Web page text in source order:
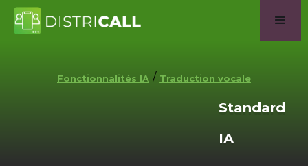
Fonctionnalités IA / Traduction vocale
Standard
IA